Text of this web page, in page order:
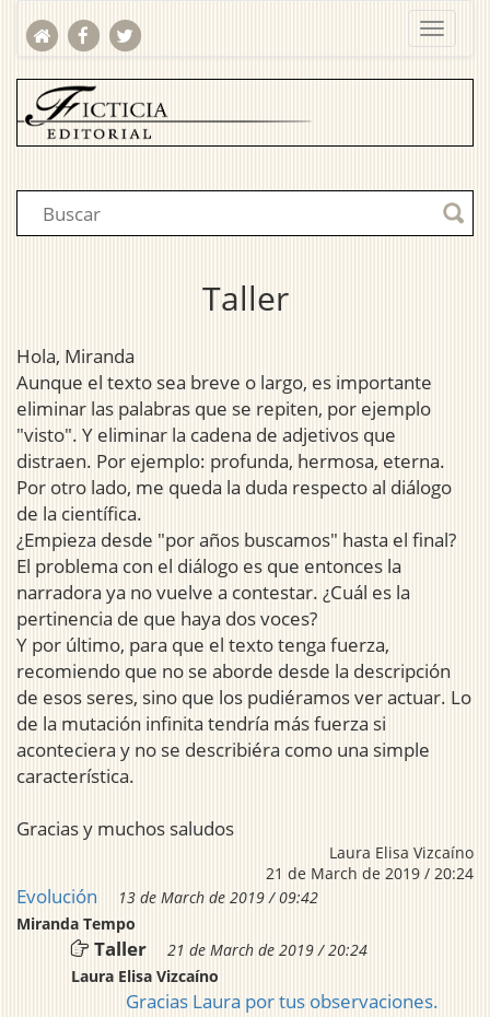
Taller
Hola, Miranda
Aunque el texto sea breve o largo, es importante
eliminar las palabras que se repiten, por ejemplo
"visto". Y eliminar la cadena de adjetivos que
distraen. Por ejemplo: profunda, hermosa, eterna.
Por otro lado, me queda la duda respecto al diálogo
de la científica.
¿Empieza desde "por años buscamos" hasta el final?
El problema con el diálogo es que entonces la
narradora ya no vuelve a contestar. ¿Cuál es la
pertinencia de que haya dos voces?
Y por último, para que el texto tenga fuerza,
recomiendo que no se aborde desde la descripción
de esos seres, sino que los pudiéramos ver actuar. Lo
de la mutación infinita tendría más fuerza si
aconteciera y no se describiéra como una simple
característica.
Gracias y muchos saludos
Laura Elisa Vizcaíno
21 de March de 2019 / 20:24
Evolución
13 de March de 2019 / 09:42
Miranda Tempo
Taller
21 de March de 2019 / 20:24
Laura Elisa Vizcaíno
Gracias Laura por tus observaciones.